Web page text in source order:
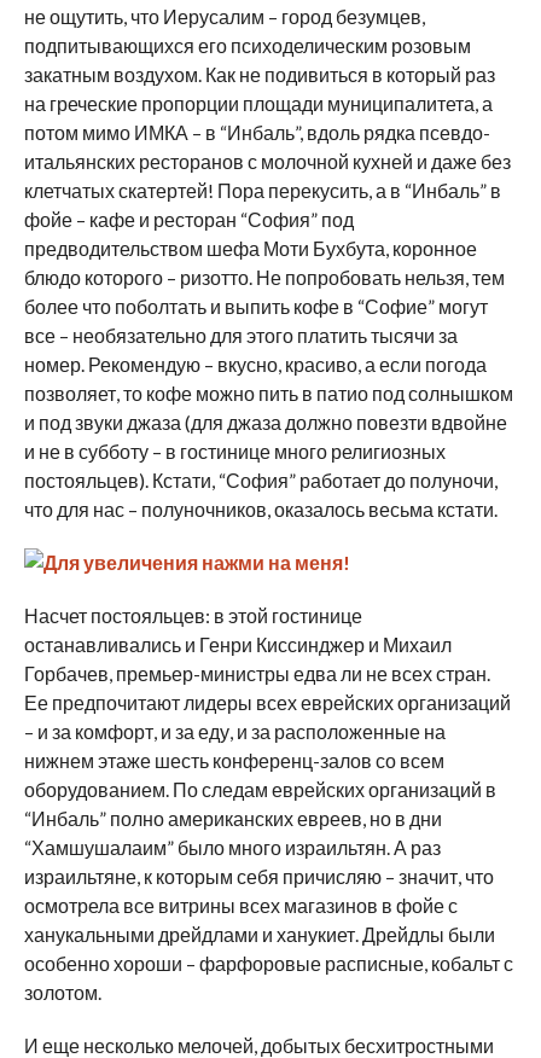
не ощутить, что Иерусалим – город безумцев,
подпитывающихся его психоделическим розовым
закатным воздухом. Как не подивиться в который раз
на греческие пропорции площади муниципалитета, а
потом мимо ИМКА – в “Инбаль”, вдоль рядка псевдо-
итальянских ресторанов с молочной кухней и даже без
клетчатых скатертей! Пора перекусить, а в “Инбаль” в
фойе – кафе и ресторан “София” под
предводительством шефа Моти Бухбута, коронное
блюдо которого – ризотто. Не попробовать нельзя, тем
более что поболтать и выпить кофе в “Софие” могут
все – необязательно для этого платить тысячи за
номер. Рекомендую – вкусно, красиво, а если погода
позволяет, то кофе можно пить в патио под солнышком
и под звуки джаза (для джаза должно повезти вдвойне
и не в субботу – в гостинице много религиозных
постояльцев). Кстати, “София” работает до полуночи,
что для нас – полуночников, оказалось весьма кстати.
Насчет постояльцев: в этой гостинице
останавливались и Генри Киссинджер и Михаил
Горбачев, премьер-министры едва ли не всех стран.
Ее предпочитают лидеры всех еврейских организаций
– и за комфорт, и за еду, и за расположенные на
нижнем этаже шесть конференц-залов со всем
оборудованием. По следам еврейских организаций в
“Инбаль” полно американских евреев, но в дни
“Хамшушалаим” было много израильтян. А раз
израильтяне, к которым себя причисляю – значит, что
осмотрела все витрины всех магазинов в фойе с
ханукальными дрейдлами и ханукиет. Дрейдлы были
особенно хороши – фарфоровые расписные, кобальт с
золотом.
И еще несколько мелочей, добытых бесхитростными